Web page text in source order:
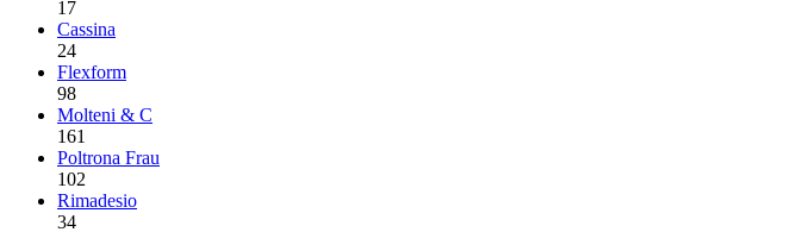
17
Cassina
24
Flexform
98
Molteni & C
161
Poltrona Frau
102
Rimadesio
34